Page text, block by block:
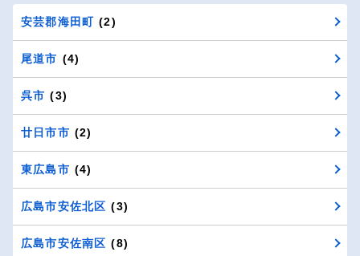
安芸郡海田町 (2)
尾道市 (4)
呉市 (3)
廿日市市 (2)
東広島市 (4)
広島市安佐北区 (3)
広島市安佐南区 (8)